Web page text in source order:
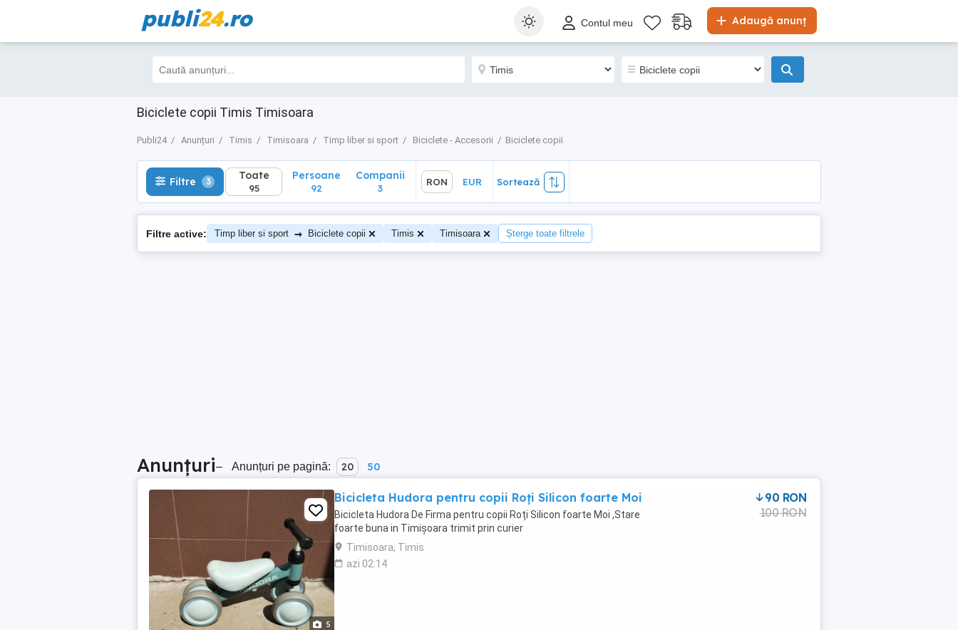
publi24.ro Adaugă anunț
Contul meu
Biciclete copii Timis Timisoara
Publi24 Anunțuri Timis Timisoara Timp liber si sport Biciclete - Accesorii Biciclete copii
Filtre 3 Toate
95
Sortează
Filtre 3 Toate
95
Persoane
92
Companii
3
RON EUR Sortează
Filtre active: Timp liber si sport → Biciclete copii Timis Timisoara Șterge toate filtrele
Anunțuri– Anunțuri pe pagină: 20 50
5
Bicicleta Hudora pentru copii Roți Silicon foarte Moi
Bicicleta Hudora De Firma pentru copii Roți Silicon foarte Moi ,Stare
foarte buna in Timișoara trimit prin curier
Timisoara, Timis
azi 02:14
90 RON
100 RON